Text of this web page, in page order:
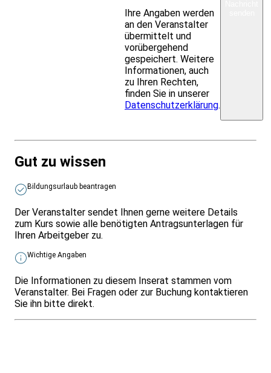
Ihre Angaben werden
an den Veranstalter
übermittelt und
vorübergehend
gespeichert. Weitere
Informationen, auch
zu Ihren Rechten,
finden Sie in unserer
Datenschutzerklärung.
Gut zu wissen
Bildungsurlaub beantragen
Der Veranstalter sendet Ihnen gerne weitere Details
zum Kurs sowie alle benötigten Antragsunterlagen für
Ihren Arbeitgeber zu.
Wichtige Angaben
Die Informationen zu diesem Inserat stammen vom
Veranstalter. Bei Fragen oder zur Buchung kontaktieren
Sie ihn bitte direkt.